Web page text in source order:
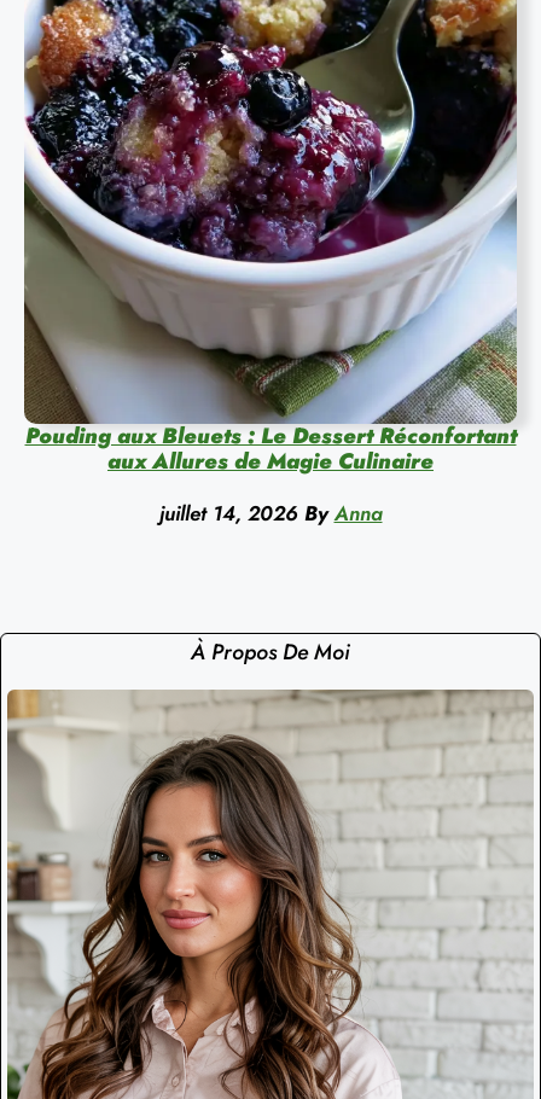
Pouding aux Bleuets : Le Dessert Réconfortant
aux Allures de Magie Culinaire
juillet 14, 2026 By Anna
À Propos De Moi